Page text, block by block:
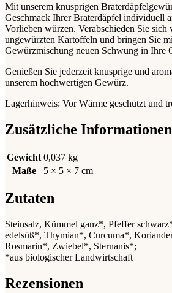
Mit unserem knusprigen
Geschmack Ihrer Braterdäpfel individuell
Vorlieben würzen. Verabschieden Sie sich
ungewürzten Kartoffeln und bringen Sie
Gewürzmischung neuen Schwung in Ihre
Genießen Sie jederzeit knusprige und
unserem hochwertigen Gewürz.
Lagerhinweis: Vor Wärme geschützt und
Zusätzliche Informationen
Gewicht 0,037 kg
Maße
5 × 5 × 7 cm
Zutaten
Steinsalz, Kümmel ganz*, Pfeffer
edelsüß*, Thymian*, Curcuma*,
Rosmarin*, Zwiebel*, Sternanis*;
*aus biologischer Landwirtschaft
Rezensionen